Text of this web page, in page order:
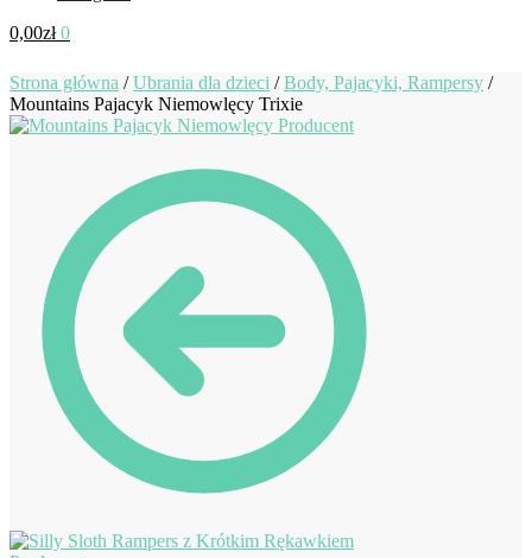
0,00zł 0
Strona główna /Ubrania dla dzieci /Body, Pajacyki, Rampersy /
Mountains Pajacyk Niemowlęcy Trixie